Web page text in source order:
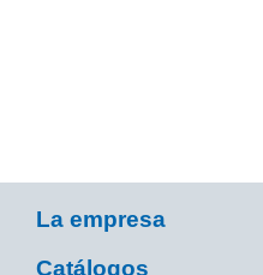
La empresa
Catálogos